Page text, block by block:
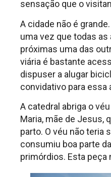
sensação que o
A cidade não é
uma vez que todas
próximas uma das
viária é bastante
dispuser a alugar
convidativo para essa
A catedral abriga o
Maria, mãe de Jesus,
parto. O véu não teria
consumiu boa parte
primórdios. Esta peça